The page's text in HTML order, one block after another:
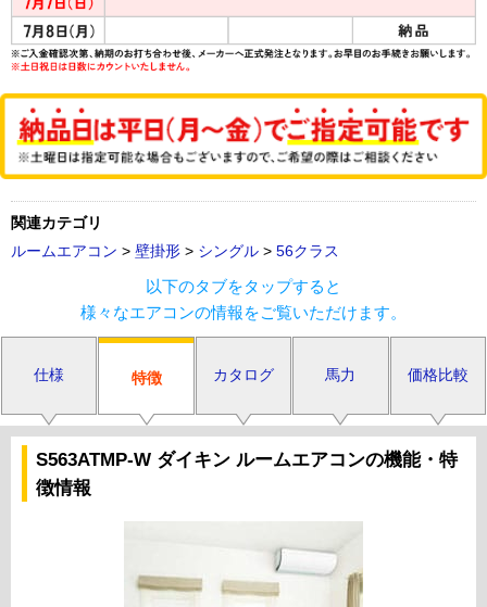
関連カテゴリ
ルームエアコン > 壁掛形 > シングル > 56クラス
以下のタブをタップすると
様々なエアコンの情報をご覧いただけます。
仕様 特徴 カタログ 馬力 価格比較
S563ATMP-W ダイキン ルームエアコンの機能・特
徴情報